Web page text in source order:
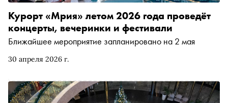
30 апреля 2026 г.
Курорт «Мрия» летом 2026 года проведёт
концерты, вечеринки и фестивали
Ближайшее мероприятие запланировано на 2 мая